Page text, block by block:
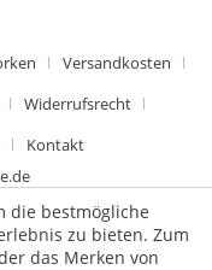
Versandkosten
Widerrufsrecht
Kontakt
die bestmögliche
zu bieten. Zum
das Merken von